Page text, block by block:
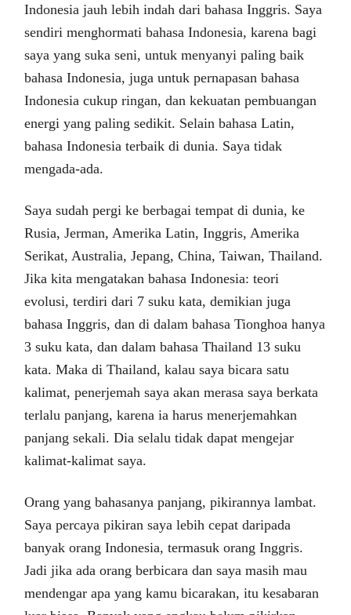
Indonesia jauh lebih indah dari bahasa Inggris. Saya
sendiri menghormati bahasa Indonesia, karena bagi
saya yang suka seni, untuk menyanyi paling baik
bahasa Indonesia, juga untuk pernapasan bahasa
Indonesia cukup ringan, dan kekuatan pembuangan
energi yang paling sedikit. Selain bahasa Latin,
bahasa Indonesia terbaik di dunia. Saya tidak
mengada-ada.
Saya sudah pergi ke berbagai tempat di dunia, ke
Rusia, Jerman, Amerika Latin, Inggris, Amerika
Serikat, Australia, Jepang, China, Taiwan, Thailand.
Jika kita mengatakan bahasa Indonesia: teori
evolusi, terdiri dari 7 suku kata, demikian juga
bahasa Inggris, dan di dalam bahasa Tionghoa hanya
3 suku kata, dan dalam bahasa Thailand 13 suku
kata. Maka di Thailand, kalau saya bicara satu
kalimat, penerjemah saya akan merasa saya berkata
terlalu panjang, karena ia harus menerjemahkan
panjang sekali. Dia selalu tidak dapat mengejar
kalimat-kalimat saya.
Orang yang bahasanya panjang, pikirannya lambat.
Saya percaya pikiran saya lebih cepat daripada
banyak orang Indonesia, termasuk orang Inggris.
Jadi jika ada orang berbicara dan saya masih mau
mendengar apa yang kamu bicarakan, itu kesabaran